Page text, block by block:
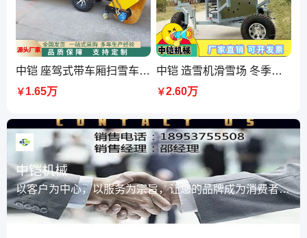
中铠 座驾式带车厢扫雪车 前置式滚刷扫雪机 大面积
￥1.65万
中铠 造雪机滑雪场 冬季戏雪乐园人工小型制雪机
￥2.60万
中铠机械
以客户为中心，以服务为宗旨，让您的品牌成为消费者的
首选。